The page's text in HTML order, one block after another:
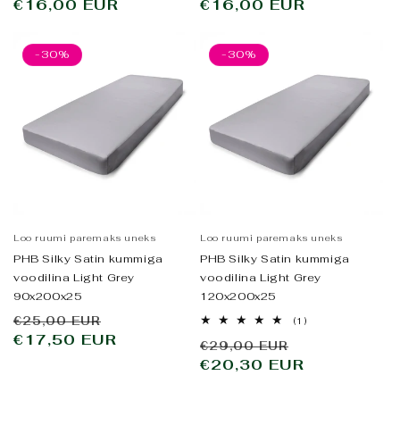
Tavahind
€16,00 EUR Tavahind
€16,00 EUR
-30%
Loo ruumi paremaks uneks
PHB Silky Satin kummiga
voodilina Light Grey
90x200x25
Tavahind
€25,00 EUR
Allahindluse
hind
€17,50 EUR
-30%
Loo ruumi paremaks uneks
PHB Silky Satin kummiga
voodilina Light Grey
120x200x25
(1)1
Tavahind
€29,00 EUR
hind
€20,30 EUR